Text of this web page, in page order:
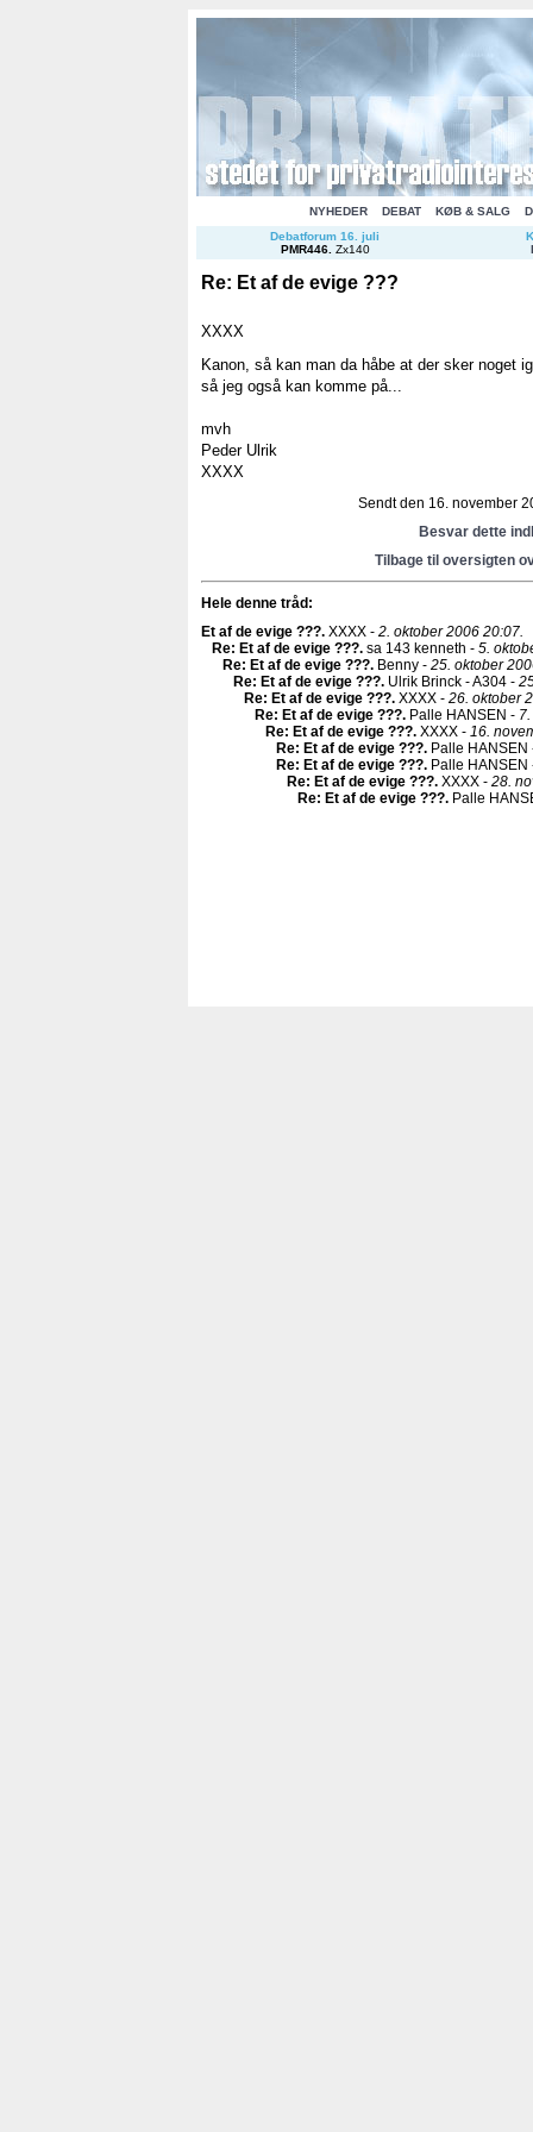
NYHEDER DEBAT KØB & SALG
Debatforum 16. juli
PMR446. Zx140
Re: Et af de evige ???
XXXX
Kanon, så kan man da håbe at der sker noget
så jeg også kan komme på...
mvh
Peder Ulrik
XXXX
Sendt den 16. november
Besvar dette
Tilbage til oversigten
Hele denne tråd:
Et af de evige ???. XXXX - 2. oktober 2006 20:07.
Re: Et af de evige ???. sa 143 kenneth - 5.
Re: Et af de evige ???. Benny - 25. oktober
Re: Et af de evige ???. Ulrik Brinck - A304 -
Re: Et af de evige ???. XXXX - 26. oktober
Re: Et af de evige ???. Palle HANSEN -
Re: Et af de evige ???. XXXX - 16.
Re: Et af de evige ???. Palle
Re: Et af de evige ???. Palle
Re: Et af de evige ???. XXXX - 28.
Re: Et af de evige ???. Palle